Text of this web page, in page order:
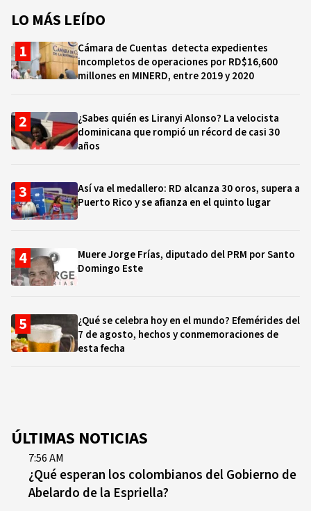
LO MÁS LEÍDO
Cámara de Cuentas detecta expedientes
incompletos de operaciones por RD$16,600
millones en MINERD, entre 2019 y 2020
¿Sabes quién es Liranyi Alonso? La velocista
dominicana que rompió un récord de casi 30
años
Así va el medallero: RD alcanza 30 oros, supera a
Puerto Rico y se afianza en el quinto lugar
Muere Jorge Frías, diputado del PRM por Santo
Domingo Este
¿Qué se celebra hoy en el mundo? Efemérides del
7 de agosto, hechos y conmemoraciones de
esta fecha
ÚLTIMAS NOTICIAS
7:56 AM
¿Qué esperan los colombianos del Gobierno de
Abelardo de la Espriella?